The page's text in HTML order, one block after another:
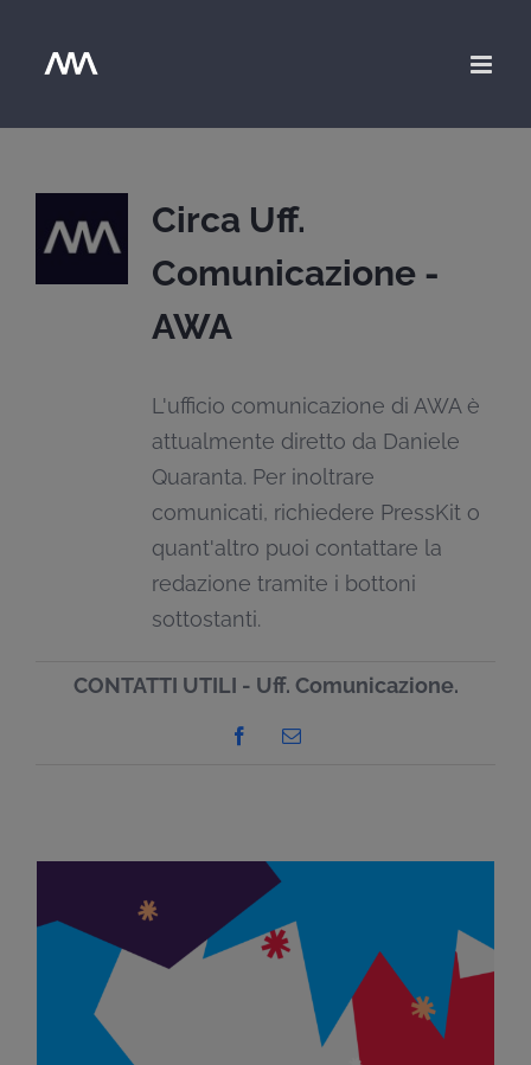
Circa Uff.
Comunicazione -
AWA
L'ufficio comunicazione di AWA è
attualmente diretto da Daniele
Quaranta. Per inoltrare
comunicati, richiedere PressKit o
quant'altro puoi contattare la
redazione tramite i bottoni
sottostanti.
CONTATTI UTILI - Uff. Comunicazione.
FacebookEmail